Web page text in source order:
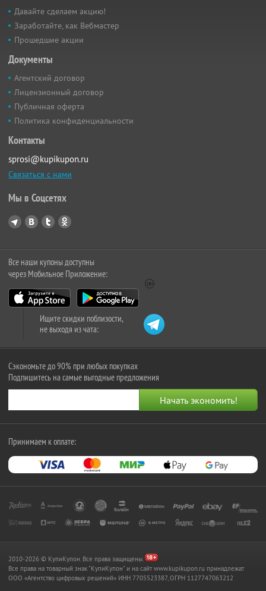
Давайте сделаем акцию!
Заработайте, как Вебмастер
Прошедшие акции
Документы
Агентский договор
Лицензионный договор
Публичная оферта
Политика конфиденциальности
Контакты
sprosi@kupikupon.ru
Связаться с нами
Мы в Соцсетях
Все наши купоны доступны
через Мобильное Приложение:
Ищите скидки поблизости,
не выходя из чата:
Сэкономьте до 90% при любых покупках
Подпишитесь на самые выгодные предложения
Принимаем к оплате:
2010-2026 © КупиКупон. Все права защищены.
Все права на товарный знак "КупиКупон" и на сайт www.kupikupon.ru принадлежат
OOO «Агентство цифровых решений» ИНН 7705523387, ОГРН 1127747063212